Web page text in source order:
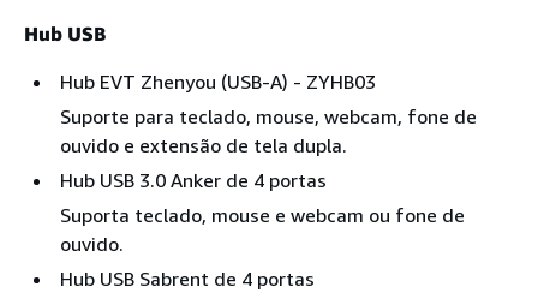
Hub USB
Hub EVT Zhenyou (USB-A) - ZYHB03
Suporte para teclado, mouse, webcam, fone de
ouvido e extensão de tela dupla.
Hub USB 3.0 Anker de 4 portas
Suporta teclado, mouse e webcam ou fone de
ouvido.
Hub USB Sabrent de 4 portas